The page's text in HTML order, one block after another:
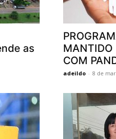
as
MANTIDO
COM
adeildo - 8 de